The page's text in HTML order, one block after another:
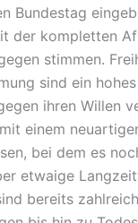
Bundestag
der kompletten
stimmen.
sind ein
ihren Willen
einem
bei dem es
etwaige
bereits